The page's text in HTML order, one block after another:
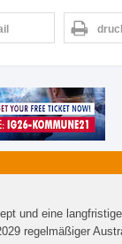
und eine
regelmäßiger